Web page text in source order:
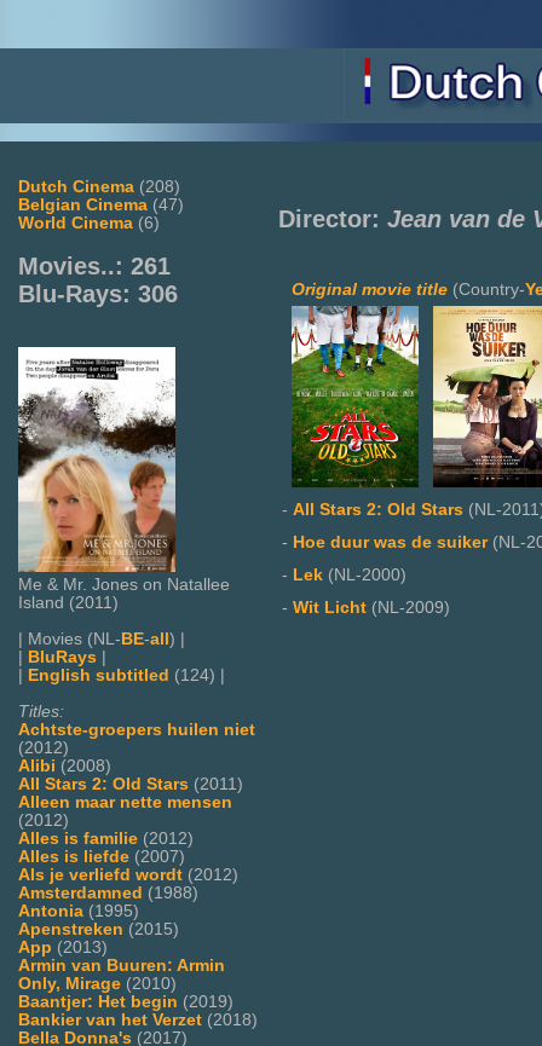
Dutch Cinema (208)
Belgian Cinema (47)
World Cinema (6)
Movies..: 261
Blu-Rays: 306
Me & Mr. Jones on Natallee
Island (2011)
| Movies (NL-BE-all) |
| BluRays |
| English subtitled (124) |
Titles:
Achtste-groepers huilen niet
(2012)
Alibi (2008)
All Stars 2: Old Stars (2011)
Alleen maar nette mensen
(2012)
Alles is familie (2012)
Alles is liefde (2007)
Als je verliefd wordt (2012)
Amsterdamned (1988)
Antonia (1995)
Apenstreken (2015)
App (2013)
Armin van Buuren: Armin
Only, Mirage (2010)
Baantjer: Het begin (2019)
Bankier van het Verzet (2018)
Bella Donna's (2017)
Director: Jean van de
Original movie title (Country-
- All Stars 2: Old Stars (NL-
- Hoe duur was de suiker(NL-
- Lek (NL-2000)
- Wit Licht (NL-2009)